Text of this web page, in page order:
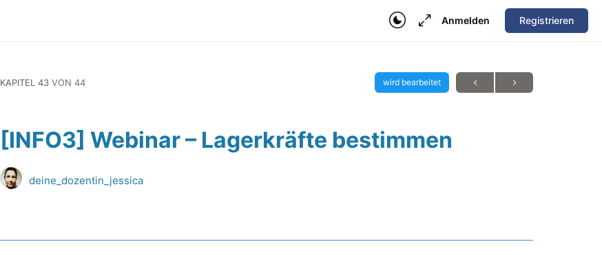
Anmelden Registrieren
KAPITEL 43 VON 44 wird bearbeitet
[INFO3] Webinar – Lagerkräfte bestimmen
deine_dozentin_jessica